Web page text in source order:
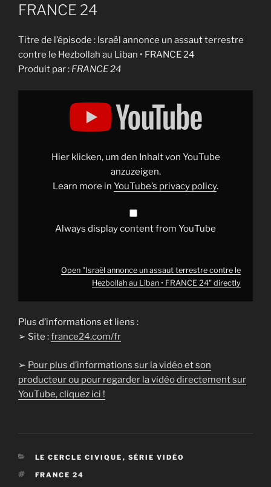
FRANCE 24
Titre de l’épisode : Israël annonce un assaut terrestre
contre le Hezbollah au Liban • FRANCE 24
Produit par : FRANCE 24
Display
HezbollahHier klicken, um den Inhalt von YouTube
anzuzeigen.
Learn more in YouTube’s privacy policy.
Always display content from YouTube
Open "Israël annonce un assaut terrestre contre le
Hezbollah au Liban • FRANCE 24" directly
Plus d’informations et liens :
➢ Site :france24.com/fr
➢ Pour plus d’informations sur la vidéo et son
producteur ou pour regarder la vidéo directement sur
YouTube, cliquez ici !
CATÉGORIES
LE CERCLE CIVIQUE , SÉRIE VIDÉO
ÉTIQUETTES
FRANCE 24